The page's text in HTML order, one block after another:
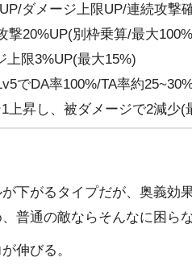
ダメージ上限UP/連続攻撃
撃20%UP(別枠乗算/最大
上限3%UP(最大15%)
でDA率100%/TA率約
昇し、被ダメージで2減少(
下がるタイプだが、奥義効
普通の敵ならそんなに困らな
伸びる。